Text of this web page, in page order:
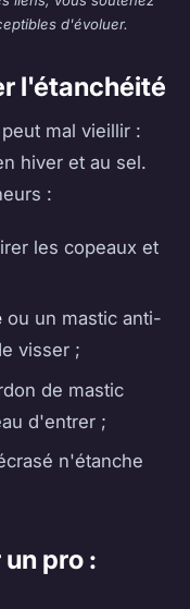
d'évoluer.
l'étanchéité
mal vieillir :
hiver et au sel.
:
les copeaux et
ou un mastic anti-
visser ;
de mastic
d'entrer ;
n'étanche
pro :